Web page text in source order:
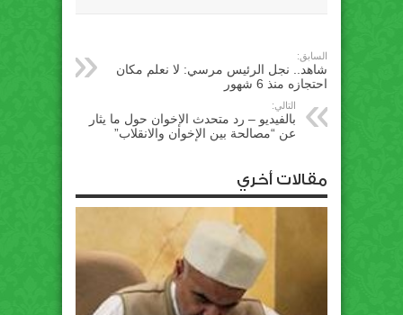
السابق:
شاهد.. نجل الرئيس مرسي: لا نعلم مكان
احتجازه منذ 6 شهور
التالي:
بالفيديو – رد متحدث الإخوان حول ما يثار
عن “مصالحة بين الإخوان والانقلاب”
مقالات أخري